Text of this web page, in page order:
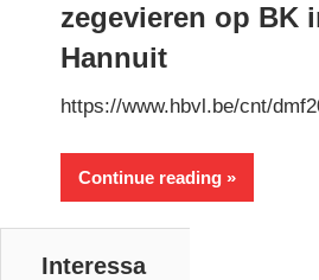
zegevieren op BK
Hannuit
https://www.hbvl.be/cnt/
Continue reading
Interessa